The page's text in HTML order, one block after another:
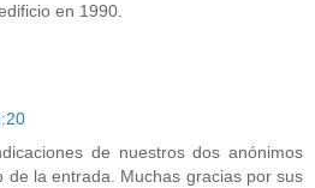
en 1990.
de nuestros dos anónimos
de la entrada. Muchas gracias por sus